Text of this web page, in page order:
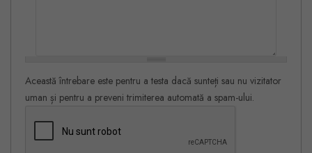
Această întrebare este pentru a testa dacă sunteți sau nu vizitator
uman și pentru a preveni trimiterea automată a spam-ului.